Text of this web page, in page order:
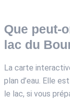
Que peut-
lac du
La carte
plan d’eau. Elle
le lac, si vous